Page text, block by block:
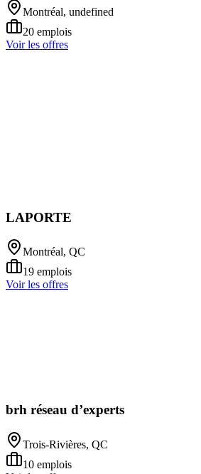
Montréal, undefined
20 emplois
Voir les offres
LAPORTE
Montréal, QC
19 emplois
Voir les offres
brh réseau d’experts
Trois-Rivières, QC
10 emplois